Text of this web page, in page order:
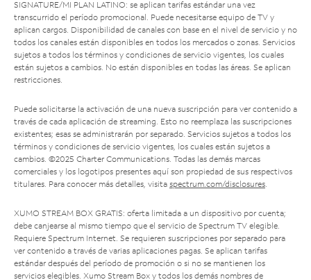
SIGNATURE/MI PLAN LATINO: se aplican tarifas estándar una vez
transcurrido el período promocional. Puede necesitarse equipo de TV y
aplican cargos. Disponibilidad de canales con base en el nivel de servicio y no
todos los canales están disponibles en todos los mercados o zonas. Servicios
sujetos a todos los términos y condiciones de servicio vigentes, los cuales
están sujetos a cambios. No están disponibles en todas las áreas. Se aplican
restricciones.
Puede solicitarse la activación de una nueva suscripción para ver contenido a
través de cada aplicación de streaming. Esto no reemplaza las suscripciones
existentes; esas se administrarán por separado. Servicios sujetos a todos los
términos y condiciones de servicio vigentes, los cuales están sujetos a
cambios. ©2025 Charter Communications. Todas las demás marcas
comerciales y los logotipos presentes aquí son propiedad de sus respectivos
titulares. Para conocer más detalles, visita spectrum.com/disclosures.
XUMO STREAM BOX GRATIS: oferta limitada a un dispositivo por cuenta;
debe canjearse al mismo tiempo que el servicio de Spectrum TV elegible.
Requiere Spectrum Internet. Se requieren suscripciones por separado para
ver contenido a través de varias aplicaciones pagas. Se aplican tarifas
estándar después del período de promoción o si no se mantienen los
servicios elegibles. Xumo Stream Box y todos los demás nombres de